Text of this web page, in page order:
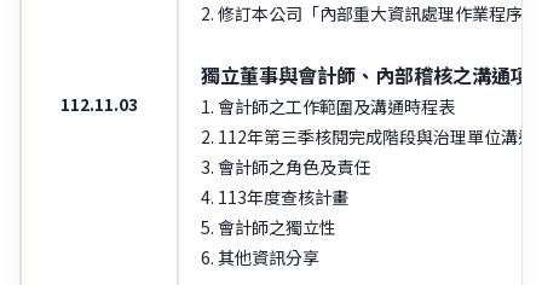
112.11.03
2. 修訂本公司「內部重大資訊處理作業程序」
獨立董事與會計師、內部稽核之溝通項
1. 會計師之工作範圍及溝通時程表
2. 112年第三季核閱完成階段與治理單位溝通
3. 會計師之角色及責任
4. 113年度查核計畫
5. 會計師之獨立性
6. 其他資訊分享